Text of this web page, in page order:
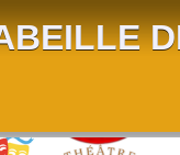
des cookies